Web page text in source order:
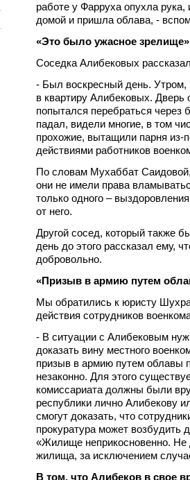
работе у Фарруха опухла рука,
домой и пришла облава, -
«Это было ужасное зрелище»
Соседка Алибековых
- Был воскресный день. Утром,
в квартиру Алибековых.
попытался перебраться через
падал, видели многие, в том
прохожие, вытащили парня
действиями работников
По словам Мухаббат Саидовой,
они не имели права
только одного –
от него.
Другой сосед, который также
день до этого рассказал ему,
добровольно.
«Призыв в армию путем
Мы обратились к юристу
действия сотрудников
- В ситуации с Алибековым
доказать вину местного
призыв в армию путем облавы
незаконно. Для этого
комиссариата должны были
республики лично Алибекову
смогут доказать, что
прокуратура может возбудить
«Жилище неприкосновенно. Не
жилища, за исключением
В том, что Алибеков в свое